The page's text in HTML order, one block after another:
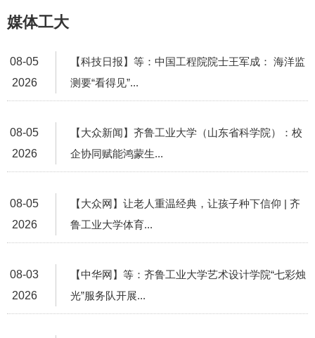
媒体工大
08-05
2026
【科技日报】等：中国工程院院士王军成： 海洋监
测要“看得见”...
08-05
2026
【大众新闻】齐鲁工业大学（山东省科学院）：校
企协同赋能鸿蒙生...
08-05
2026
【大众网】让老人重温经典，让孩子种下信仰 | 齐
鲁工业大学体育...
08-03
2026
【中华网】等：齐鲁工业大学艺术设计学院“七彩烛
光”服务队开展...